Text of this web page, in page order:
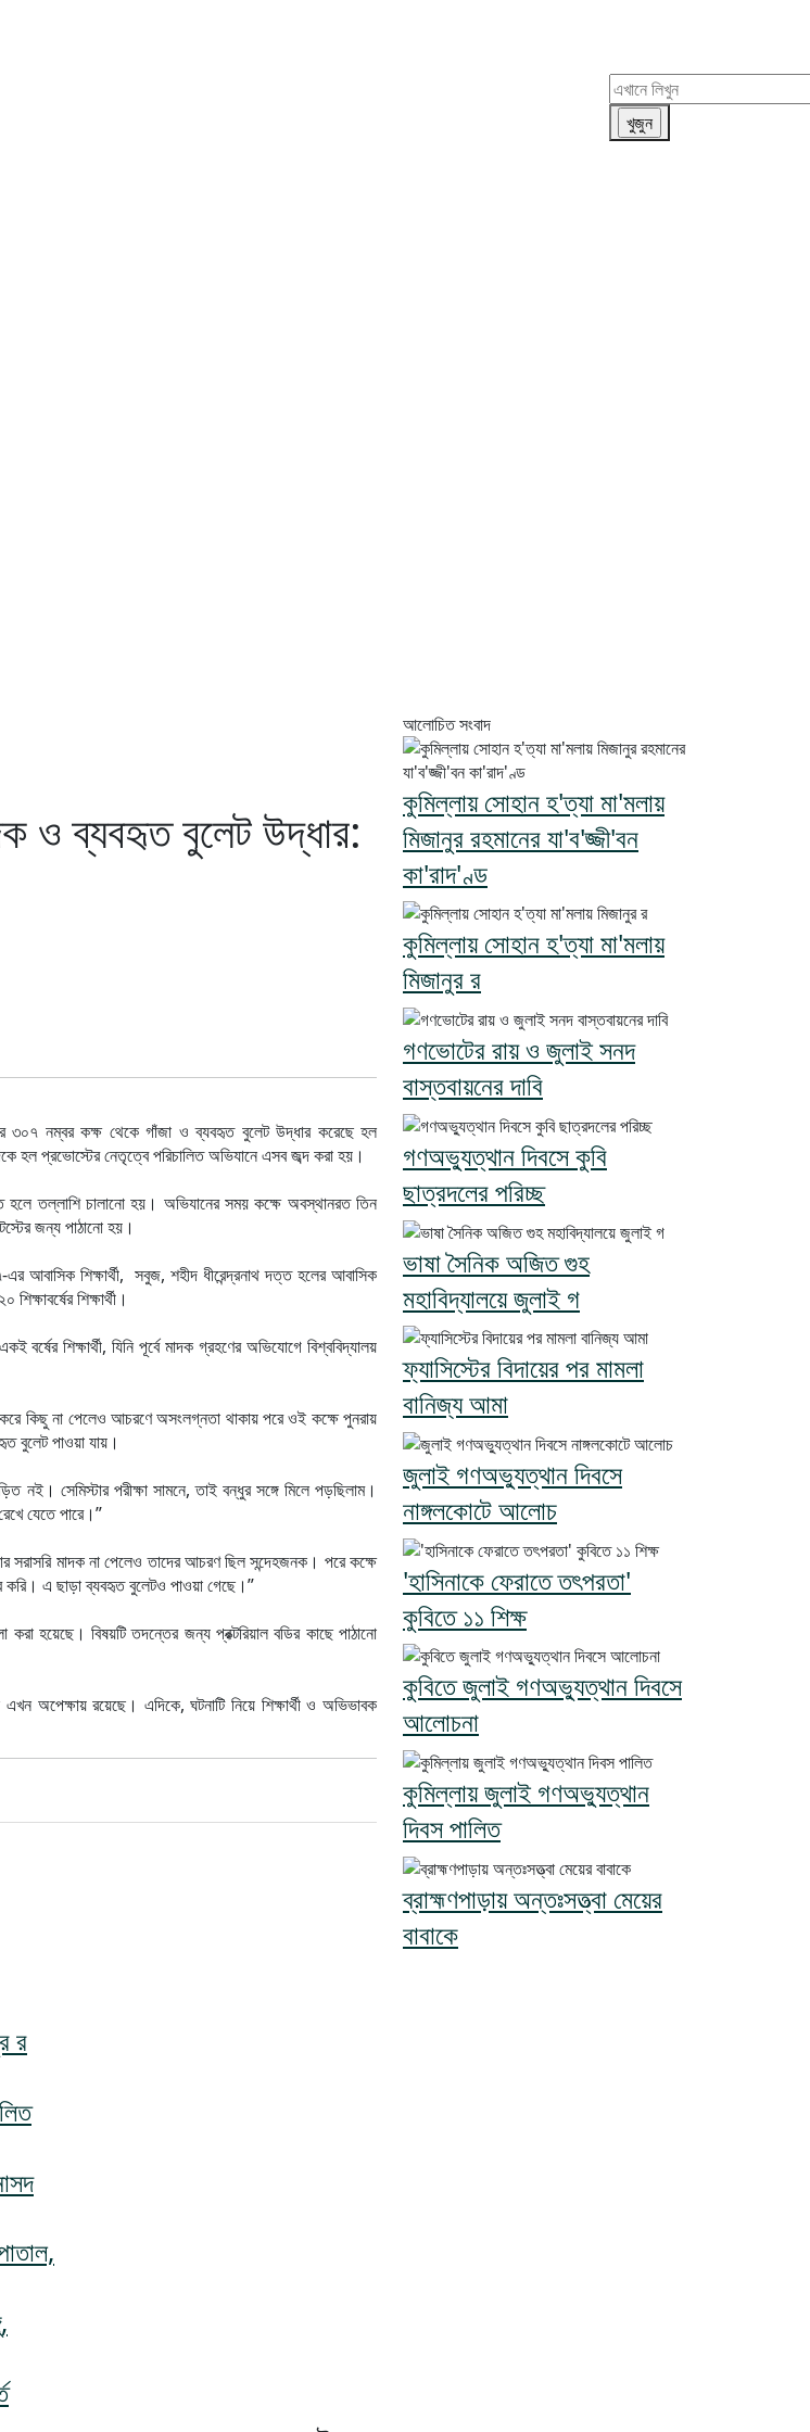
ও ব্যবহৃত বুলেট উদ্ধার:
৩০৭ নম্বর কক্ষ থেকে গাঁজা ও ব্যবহৃত বুলেট উদ্ধার করেছে হল
হল প্রভোস্টের নেতৃত্বে পরিচালিত অভিযানে এসব জব্দ করা হয়।
তল্লাশি চালানো হয়। অভিযানের সময় কক্ষে অবস্থানরত তিন
জন্য পাঠানো হয়।
আবাসিক শিক্ষার্থী, সবুজ, শহীদ ধীরেন্দ্রনাথ দত্ত হলের আবাসিক
শিক্ষার্থী।
শিক্ষার্থী, যিনি পূর্বে মাদক গ্রহণের অভিযোগে বিশ্ববিদ্যালয়
কিছু না পেলেও আচরণে অসংলগ্নতা থাকায় পরে ওই কক্ষে পুনরায়
বুলেট পাওয়া যায়।
নই। সেমিস্টার পরীক্ষা সামনে, তাই বন্ধুর সঙ্গে মিলে পড়ছিলাম।
যেতে পারে।”
মাদক না পেলেও তাদের আচরণ ছিল সন্দেহজনক। পরে কক্ষে
করি। এ ছাড়া ব্যবহৃত বুলেটও পাওয়া গেছে।”
হয়েছে। বিষয়টি তদন্তের জন্য প্রক্টরিয়াল বডির কাছে পাঠানো
এখন অপেক্ষায় রয়েছে। এদিকে, ঘটনাটি নিয়ে শিক্ষার্থী ও অভিভাবক
র
আলোচিত সংবাদ
কুমিল্লায় সোহান হ'ত্যা মা'মলায়
মিজানুর রহমানের যা'ব'জ্জী'বন
কা'রাদ'ণ্ড
কুমিল্লায় সোহান হ'ত্যা মা'মলায়
মিজানুর র
গণভোটের রায় ও জুলাই সনদ
বাস্তবায়নের দাবি
গণঅভ্যুত্থান দিবসে কুবি
ছাত্রদলের পরিচ্ছ
ভাষা সৈনিক অজিত গুহ
মহাবিদ্যালয়ে জুলাই গ
ফ্যাসিস্টের বিদায়ের পর মামলা
বানিজ্য আমা
জুলাই গণঅভ্যুত্থান দিবসে
নাঙ্গলকোটে আলোচ
'হাসিনাকে ফেরাতে তৎপরতা'
কুবিতে ১১ শিক্ষ
কুবিতে জুলাই গণঅভ্যুত্থান দিবসে
আলোচনা
কুমিল্লায় জুলাই গণঅভ্যুত্থান
দিবস পালিত
ব্রাহ্মণপাড়ায় অন্তঃসত্ত্বা মেয়ের
বাবাকে